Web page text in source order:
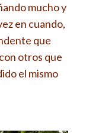
mucho y
en cuando,
que
otros que
el mismo